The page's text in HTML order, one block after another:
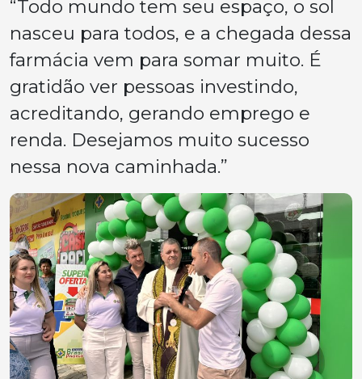
“Todo mundo tem seu espaço, o sol
nasceu para todos, e a chegada dessa
farmácia vem para somar muito. É
gratidão ver pessoas investindo,
acreditando, gerando emprego e
renda. Desejamos muito sucesso
nessa nova caminhada.”